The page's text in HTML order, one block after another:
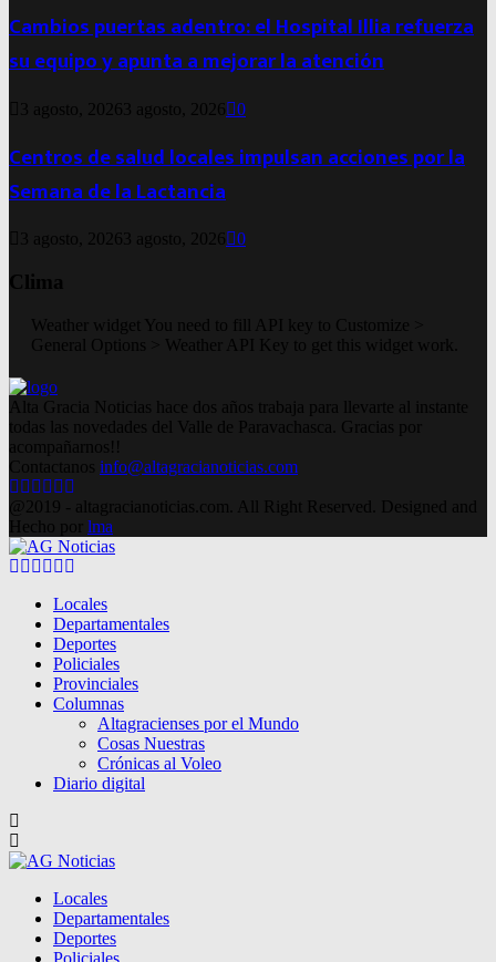
Cambios puertas adentro: el Hospital Illia refuerza
su equipo y apunta a mejorar la atención
3 agosto, 2026 3 agosto, 2026 0
Centros de salud locales impulsan acciones por la
Semana de la Lactancia
3 agosto, 2026 3 agosto, 2026 0
Clima
Weather widget You need to fill API key to Customize >
General Options > Weather API Key to get this widget work.
Alta Gracia Noticias hace dos años trabaja para llevarte al instante
todas las novedades del Valle de Paravachasca. Gracias por
acompañarnos!!
Contactanos info@altagracianoticias.com
Facebook
Twitter
Instagram
Pinterest
Google
@2019 - altagracianoticias.com. All Right Reserved. Designed and
Hecho por lma
Facebook
Twitter
Instagram
Pinterest
Google
Locales
Departamentales
Deportes
Policiales
Provinciales
Columnas
Altagracienses por el Mundo
Cosas Nuestras
Crónicas al Voleo
Diario digital
Locales
Departamentales
Deportes
Policiales